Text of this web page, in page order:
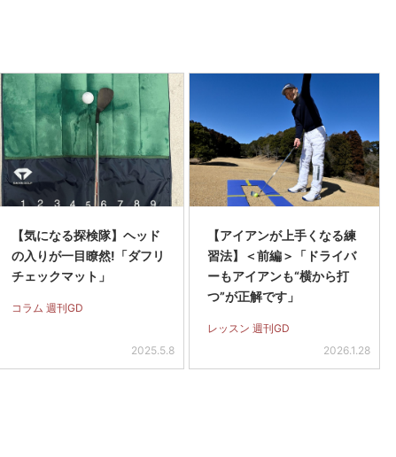
【気になる探検隊】ヘッド
の入りが一目瞭然!「ダフリ
チェックマット」
コラム 週刊GD
2025.5.8
【アイアンが上手くなる練
習法】＜前編＞「ドライバ
ーもアイアンも“横から打
つ”が正解です」
レッスン 週刊GD
2026.1.28